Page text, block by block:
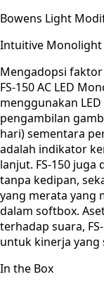
Bowens Light
Intuitive Monolight
Mengadopsi
FS-150 AC LED
menggunakan
pengambilan
hari) sementara
adalah indikator
lanjut. FS-150
tanpa kedipan,
yang merata yang
dalam softbox.
terhadap suara,
untuk kinerja yang
In the Box